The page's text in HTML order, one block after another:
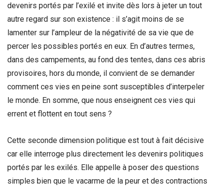
devenirs portés par l’exilé et invite dès lors à jeter un tout
autre regard sur son existence : il s’agit moins de se
lamenter sur l’ampleur de la négativité de sa vie que de
percer les possibles portés en eux. En d’autres termes,
dans des campements, au fond des tentes, dans ces abris
provisoires, hors du monde, il convient de se demander
comment ces vies en peine sont susceptibles d’interpeler
le monde. En somme, que nous enseignent ces vies qui
errent et flottent en tout sens ?
Cette seconde dimension politique est tout à fait décisive
car elle interroge plus directement les devenirs politiques
portés par les exilés. Elle appelle à poser des questions
simples bien que le vacarme de la peur et des contractions